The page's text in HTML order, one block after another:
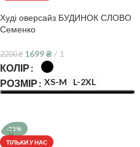
Худі оверсайз БУДИНОК СЛОВО
Семенко
2200₴ 1699₴ 1
КОЛІР
РОЗМІР
XS-M L-2XL
-23%
ТІЛЬКИ У НАС